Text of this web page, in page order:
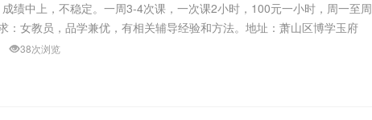
绩中上，不稳定。一周3-4次课，一次课2小时，100元一小时，周一至周
：女教员，品学兼优，有相关辅导经验和方法。地址：萧山区博学玉府
38次浏览